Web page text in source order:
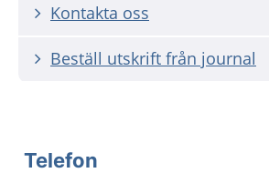
Kontakta oss
Beställ utskrift från journal
Telefon